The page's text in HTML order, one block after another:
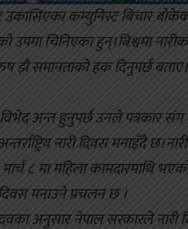
उकासिएका कम्युनिस्ट बिचार
उपमा चिनिएका हुन्।बिश्वमा
झै समानताको हक दिनुपर्छ
विभेद अन्त हुनुपर्छ उनले पत्रकार
नारी दिवस मनाइँदै
८ मा महिला कामदारमाथि
मनाउने प्रचलन छ ।
अनुसार नेपाल सरकारले नारी